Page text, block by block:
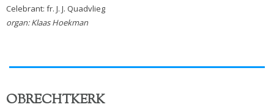
Celebrant: fr. J. J. Quadvlieg
organ: Klaas Hoekman
OBRECHTKERK